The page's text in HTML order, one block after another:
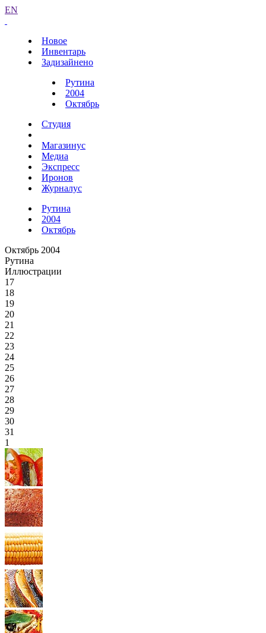
EN
Новое
Инвентарь
Задизайнено
Рутина
2004
Октябрь
Студия
Магазинус
Медиа
Экспресс
Иронов
Журналус
Рутина
2004
Октябрь
Октябрь 2004
Рутина
Иллюстрации
17
18
19
20
21
22
23
24
25
26
27
28
29
30
31
1